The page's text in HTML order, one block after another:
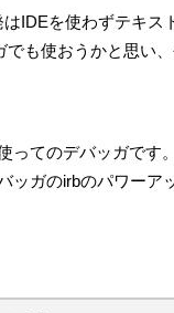
IDEを使わずテキス
も使おうかと思い、
ってのデバッガです。
ッガのirbのパワーア